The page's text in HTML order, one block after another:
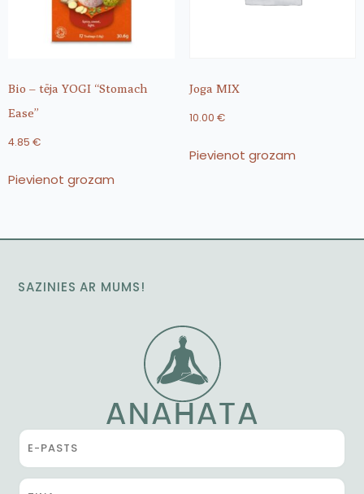
Bio – tēja YOGI “Stomach
Ease”
4.85 €
Pievienot grozam
Joga MIX
10.00 €
Pievienot grozam
SAZINIES AR MUMS!